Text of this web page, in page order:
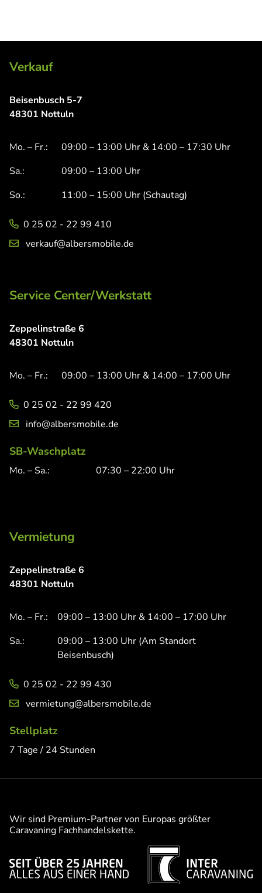
Verkauf
Beisenbusch 5-7
48301 Nottuln
Mo. – Fr.:
09:00 – 13:00 Uhr & 14:00 – 17:30 Uhr
Sa.:
09:00 – 13:00 Uhr
So.:
11:00 – 15:00 Uhr (Schautag)
0 25 02 - 22 99 410
verkauf@albersmobile.de
Service Center/Werkstatt
Zeppelinstraße 6
48301 Nottuln
Mo. – Fr.: 09:00 – 13:00 Uhr & 14:00 – 17:00 Uhr
0 25 02 - 22 99 420
info@albersmobile.de
SB-Waschplatz
Mo. – Sa.: 07:30 – 22:00 Uhr
Vermietung
Zeppelinstraße 6
48301 Nottuln
Mo. – Fr.:
09:00 – 13:00 Uhr & 14:00 – 17:00 Uhr
Sa.:
09:00 – 13:00 Uhr (Am Standort
Beisenbusch)
0 25 02 - 22 99 430
vermietung@albersmobile.de
Stellplatz
7 Tage / 24 Stunden
Wir sind Premium-Partner von Europas größter
Caravaning Fachhandelskette.